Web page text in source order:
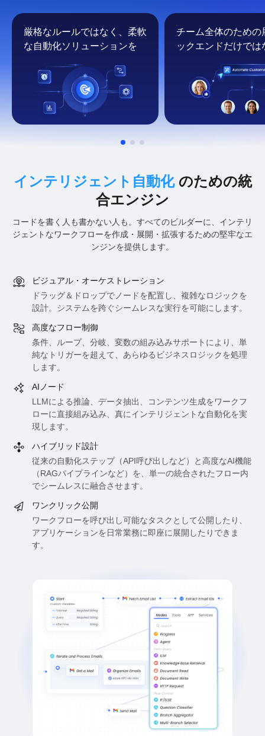
厳格なルールではなく、柔軟
な自動化ソリューションを
チーム全体のための
ックエンドだけでは
インテリジェント自動化 のための統
合エンジン
コードを書く人も書かない人も。すべてのビルダーに、インテリ
ジェントなワークフローを作成・展開・拡張するための堅牢なエ
ンジンを提供します。
ビジュアル・オーケストレーション
ドラッグ＆ドロップでノードを配置し、複雑なロジックを
設計。システムを跨ぐシームレスな実行を可能にします。
高度なフロー制御
条件、ループ、分岐、変数の組み込みサポートにより、単
純なトリガーを超えて、あらゆるビジネスロジックを処理
します。
AIノード
LLMによる推論、データ抽出、コンテンツ生成をワークフ
ローに直接組み込み、真にインテリジェントな自動化を実
現します。
ハイブリッド設計
従来の自動化ステップ（API呼び出しなど）と高度なAI機能
（RAGパイプラインなど）を、単一の統合されたフロー内
でシームレスに融合させます。
ワンクリック公開
ワークフローを呼び出し可能なタスクとして公開したり、
アプリケーションを日常業務に即座に展開したりできま
す。